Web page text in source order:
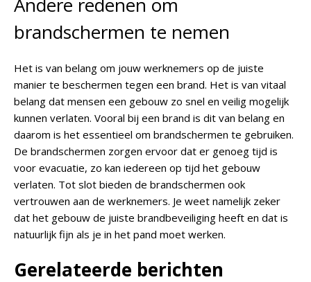
brandschermen te nemen
Het is van belang om jouw werknemers op de juiste
manier te beschermen tegen een brand. Het is van vitaal
belang dat mensen een gebouw zo snel en veilig mogelijk
kunnen verlaten. Vooral bij een brand is dit van belang en
daarom is het essentieel om brandschermen te gebruiken.
De brandschermen zorgen ervoor dat er genoeg tijd is
voor evacuatie, zo kan iedereen op tijd het gebouw
verlaten. Tot slot bieden de brandschermen ook
vertrouwen aan de werknemers. Je weet namelijk zeker
dat het gebouw de juiste brandbeveiliging heeft en dat is
natuurlijk fijn als je in het pand moet werken.
Gerelateerde berichten